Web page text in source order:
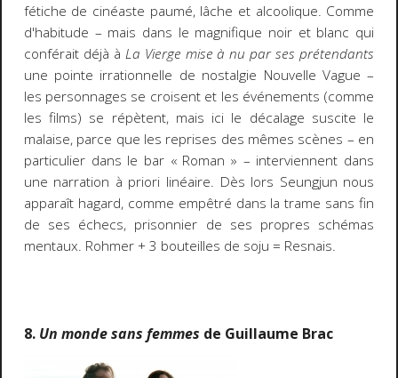
fétiche de cinéaste paumé, lâche et alcoolique. Comme
d'habitude – mais dans le magnifique noir et blanc qui
conférait déjà à La Vierge mise à nu par ses prétendants
une pointe irrationnelle de nostalgie Nouvelle Vague –
les personnages se croisent et les événements (comme
les films) se répètent, mais ici le décalage suscite le
malaise, parce que les reprises des mêmes scènes – en
particulier dans le bar « Roman » – interviennent dans
une narration à priori linéaire. Dès lors Seungjun nous
apparaît hagard, comme empêtré dans la trame sans fin
de ses échecs, prisonnier de ses propres schémas
mentaux. Rohmer + 3 bouteilles de soju = Resnais.
8. Un monde sans femmes de Guillaume Brac